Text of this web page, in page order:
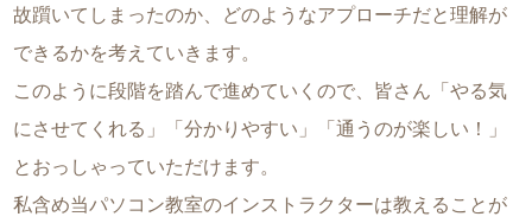
故躓いてしまったのか、どのようなアプローチだと理解が
できるかを考えていきます。
このように段階を踏んで進めていくので、皆さん「やる気
にさせてくれる」「分かりやすい」「通うのが楽しい！」
とおっしゃっていただけます。
私含め当パソコン教室のインストラクターは教えることが